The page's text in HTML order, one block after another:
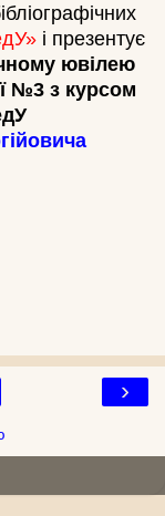
і презентує
ювілею
№3 з курсом
У
›